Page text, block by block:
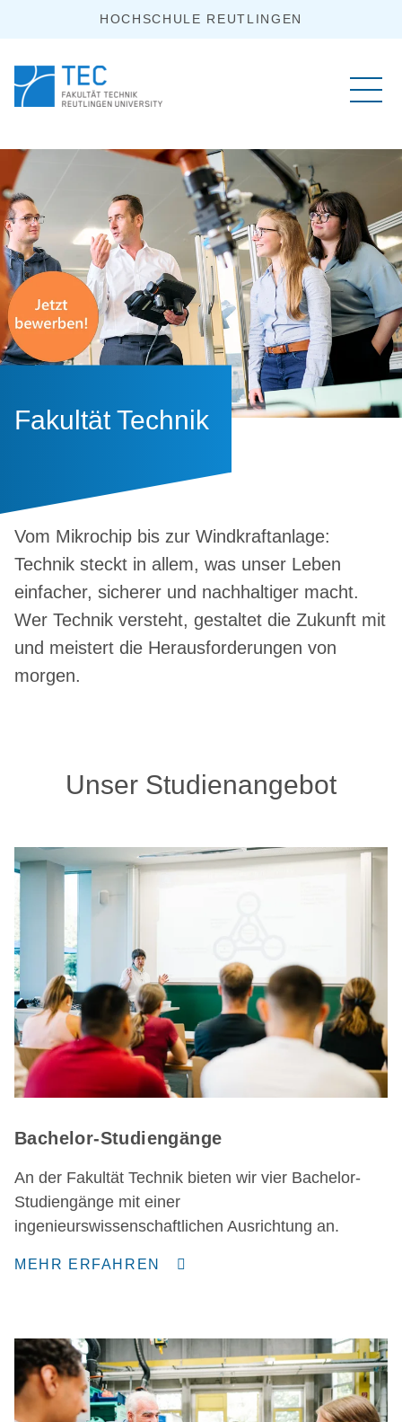
HOCHSCHULE REUTLINGEN
Fakultät Technik
Vom Mikrochip bis zur Windkraftanlage:
Technik steckt in allem, was unser Leben
einfacher, sicherer und nachhaltiger macht.
Wer Technik versteht, gestaltet die Zukunft mit
und meistert die Herausforderungen von
morgen.
Unser Studienangebot
Bachelor-Studiengänge
An der Fakultät Technik bieten wir vier Bachelor-
Studiengänge mit einer
ingenieurswissenschaftlichen Ausrichtung an.
MEHR ERFAHREN